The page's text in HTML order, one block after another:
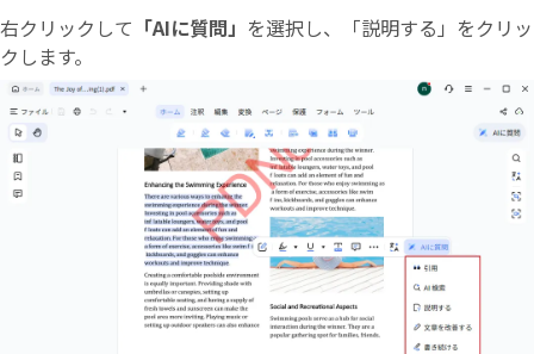
右クリックして 「AIに質問」 を選択し、「説明する」をクリッ
クします。